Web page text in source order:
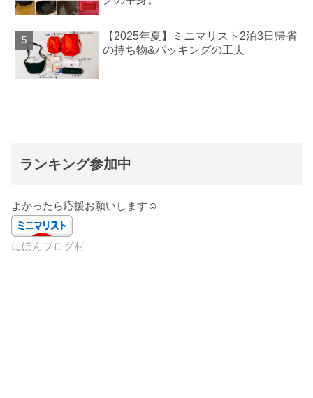
【2025年夏】ミニマリスト2泊3日帰省
の持ち物&パッキングの工夫
ランキング参加中
よかったら応援お願いします☺️
にほんブログ村